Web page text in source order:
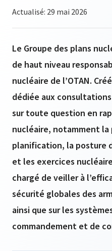
Actualisé: 29 mai 2026
Le Groupe des plans
de haut niveau
nucléaire de l’OTAN.
dédiée aux
sur toute question en
nucléaire, notamment
planification, la posture
et les exercices
chargé de veiller à
sécurité globales des
ainsi que sur les
commandement et de